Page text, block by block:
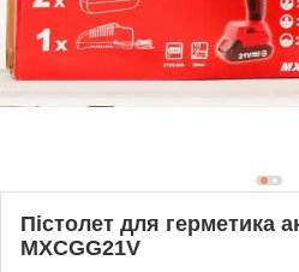
Пістолет для герметика
MXCGG21V